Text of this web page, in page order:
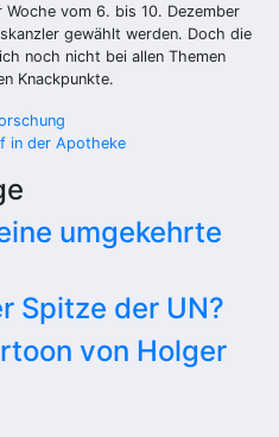
vom 6. bis 10. Dezember
gewählt werden. Doch die
noch nicht bei allen Themen
Knackpunkte.
in der Apotheke
umgekehrte
Spitze der UN?
von Holger